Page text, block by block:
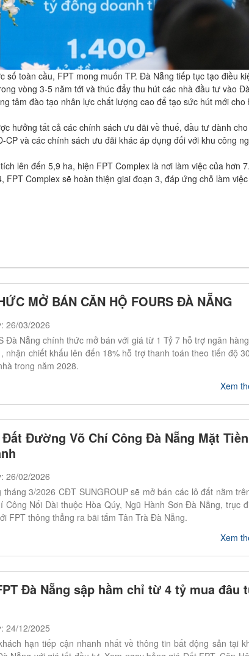
toàn cầu, FPT mong muốn TP. Đà Nẵng tiếp tục tạo điều
vòng 3-5 năm tới và thúc đẩy thu hút các nhà đầu tư vào
tâm đào tạo nhân lực chất lượng cao để tạo sức hút mới cho
hưởng tất cả các chính sách ưu đãi về thuế, đầu tư dành
và các chính sách ưu đãi khác áp dụng đối với khu công
lên đến 5,9 ha, hiện FPT Complex là nơi làm việc của hơn
Complex sẽ hoàn thiện giai đoạn 3, đáp ứng chỗ làm
MỞ BÁN CĂN HỘ FOURS ĐÀ NẴNG
26/03/2026
Đà Nẵng chính thức mở bán với giá từ 1 Tỷ 7 hỗ trợ ngân
nhận chiết khấu lên đến 18% hỗ trợ thanh toán theo tiến độ
trong năm 2028.
Xem
Đất Đường Võ Chí Công Đà Nẵng Mặt Tiền
26/02/2026
tháng 3/2026 CĐT SUNGROUP sẽ mở bán các lô đất nằm
Công Nối Dài thuộc Hòa Qúy, Ngũ Hành Sơn Đà Nẵng, trục
FPT thông thẳng ra bãi tắm Tân Trà Đà Nẵng.
Xem
Đà Nẵng sập hầm chỉ từ 4 tỷ mua đâu
24/12/2025
hạn tiếp cận nhanh nhất về thông tin bất động sản tại